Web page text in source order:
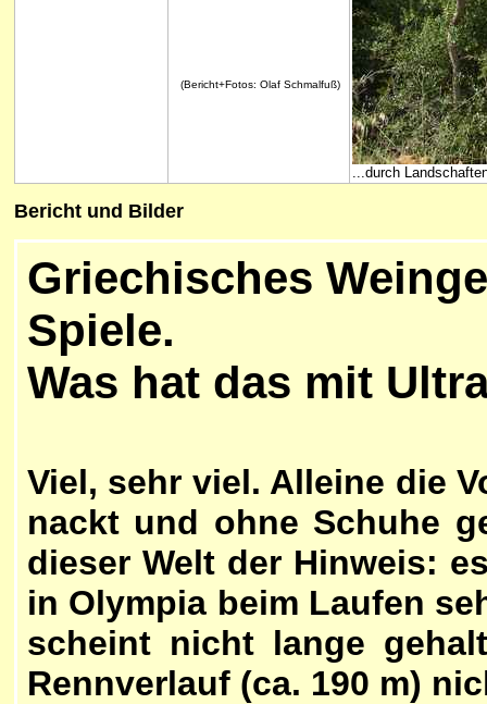
(Bericht+Fotos: Olaf Schmalfuß)
...durch
Bericht und Bilder
Griechisches
Spiele.
Was hat das mit
Viel, sehr viel. Alleine die
nackt und ohne Schuhe
dieser Welt der Hinweis:
in Olympia beim Laufen
scheint nicht lange
Rennverlauf (ca. 190 m)